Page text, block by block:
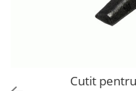
Scutere pe benzina
Trotinete electrice
Cutit